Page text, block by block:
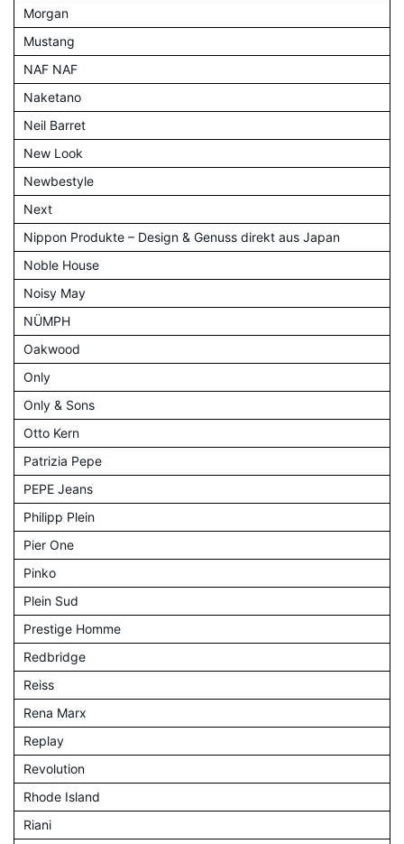
Morgan
Mustang
NAF NAF
Naketano
Neil Barret
New Look
Newbestyle
Next
Nippon Produkte – Design & Genuss direkt aus Japan
Noble House
Noisy May
NÜMPH
Oakwood
Only
Only & Sons
Otto Kern
Patrizia Pepe
PEPE Jeans
Philipp Plein
Pier One
Pinko
Plein Sud
Prestige Homme
Redbridge
Reiss
Rena Marx
Replay
Revolution
Rhode Island
Riani